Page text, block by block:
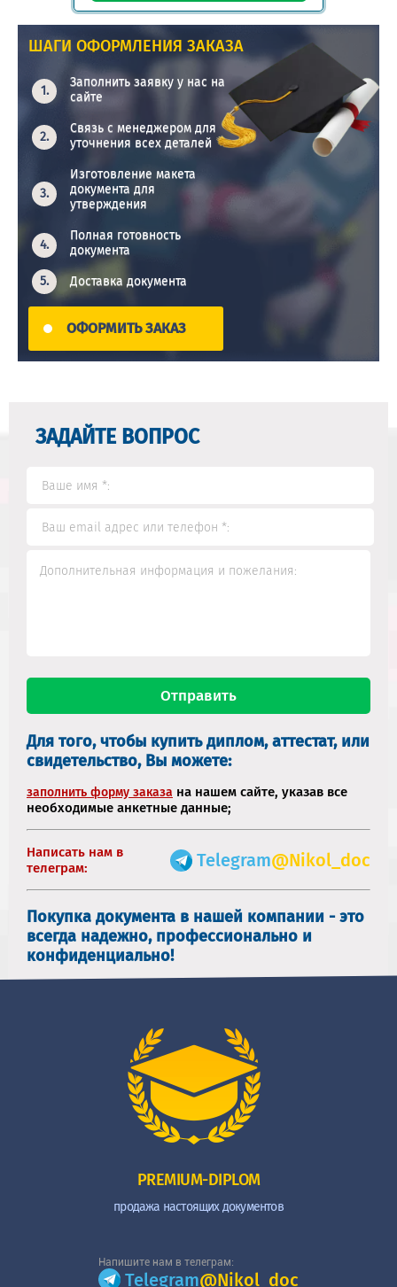
ШАГИ ОФОРМЛЕНИЯ ЗАКАЗА
Заполнить заявку у нас на
сайте
Связь с менеджером для
уточнения всех деталей
Изготовление макета
документа для
утверждения
Полная готовность
документа
Доставка документа
ОФОРМИТЬ ЗАКАЗ
ЗАДАЙТЕ ВОПРОС
Для того, чтобы купить диплом, аттестат, или
свидетельство, Вы можете:
заполнить форму заказа на нашем сайте, указав все
необходимые анкетные данные;
Написать нам в
телеграм:
Telegram@Nikol_doc
Покупка документа в нашей компании - это
всегда надежно, профессионально и
конфиденциально!
PREMIUM-DIPLOM
продажа настоящих документов
Напишите нам в телеграм:
Telegram@Nikol_doc